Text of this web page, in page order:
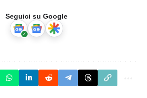
Seguici su Google